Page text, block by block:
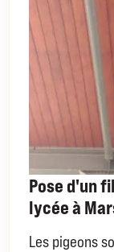
Pose d'un
lycée à
Les pigeons